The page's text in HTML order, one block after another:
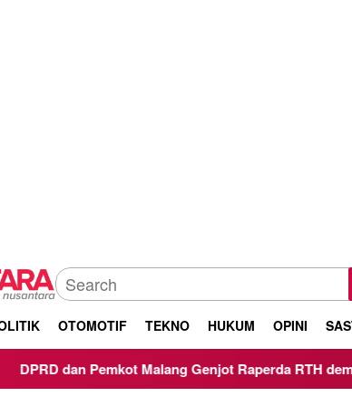
OTOMOTIF TEKNO HUKUM OPINI
Genjot Raperda RTH demi Target 30 Persen